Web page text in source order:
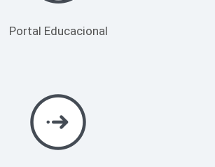
Portal Educacional